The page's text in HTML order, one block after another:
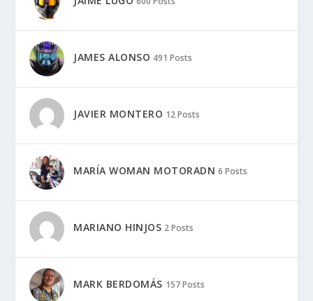
JAMES ALONSO 491 Posts
JAVIER MONTERO 12 Posts
MARÍA WOMAN MOTORADN 6 Posts
MARIANO HINJOS 2 Posts
MARK BERDOMÁS 157 Posts